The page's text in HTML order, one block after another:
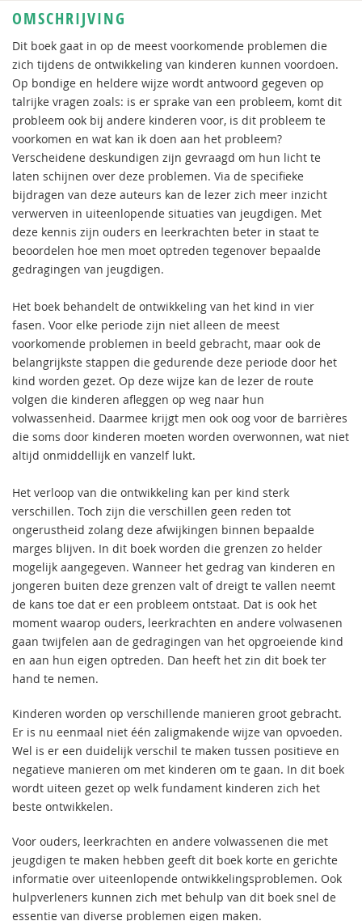
OMSCHRIJVING
Dit boek gaat in op de meest voorkomende problemen die
zich tijdens de ontwikkeling van kinderen kunnen voordoen.
Op bondige en heldere wijze wordt antwoord gegeven op
talrijke vragen zoals: is er sprake van een probleem, komt dit
probleem ook bij andere kinderen voor, is dit probleem te
voorkomen en wat kan ik doen aan het probleem?
Verscheidene deskundigen zijn gevraagd om hun licht te
laten schijnen over deze problemen. Via de specifieke
bijdragen van deze auteurs kan de lezer zich meer inzicht
verwerven in uiteenlopende situaties van jeugdigen. Met
deze kennis zijn ouders en leerkrachten beter in staat te
beoordelen hoe men moet optreden tegenover bepaalde
gedragingen van jeugdigen.
Het boek behandelt de ontwikkeling van het kind in vier
fasen. Voor elke periode zijn niet alleen de meest
voorkomende problemen in beeld gebracht, maar ook de
belangrijkste stappen die gedurende deze periode door het
kind worden gezet. Op deze wijze kan de lezer de route
volgen die kinderen afleggen op weg naar hun
volwassenheid. Daarmee krijgt men ook oog voor de barrières
die soms door kinderen moeten worden overwonnen, wat niet
altijd onmiddellijk en vanzelf lukt.
Het verloop van die ontwikkeling kan per kind sterk
verschillen. Toch zijn die verschillen geen reden tot
ongerustheid zolang deze afwijkingen binnen bepaalde
marges blijven. In dit boek worden die grenzen zo helder
mogelijk aangegeven. Wanneer het gedrag van kinderen en
jongeren buiten deze grenzen valt of dreigt te vallen neemt
de kans toe dat er een probleem ontstaat. Dat is ook het
moment waarop ouders, leerkrachten en andere volwasenen
gaan twijfelen aan de gedragingen van het opgroeiende kind
en aan hun eigen optreden. Dan heeft het zin dit boek ter
hand te nemen.
Kinderen worden op verschillende manieren groot gebracht.
Er is nu eenmaal niet één zaligmakende wijze van opvoeden.
Wel is er een duidelijk verschil te maken tussen positieve en
negatieve manieren om met kinderen om te gaan. In dit boek
wordt uiteen gezet op welk fundament kinderen zich het
beste ontwikkelen.
Voor ouders, leerkrachten en andere volwassenen die met
jeugdigen te maken hebben geeft dit boek korte en gerichte
informatie over uiteenlopende ontwikkelingsproblemen. Ook
hulpverleners kunnen zich met behulp van dit boek snel de
essentie van diverse problemen eigen maken.